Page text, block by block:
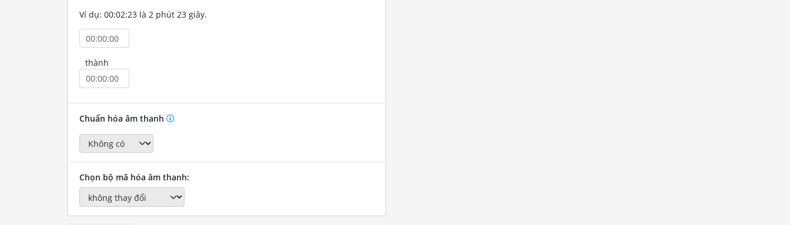
Ví dụ: 00:02:23 là 2 phút 23 giây.
thành
Chuẩn hóa âm thanh
Chọn bộ mã hóa âm thanh: